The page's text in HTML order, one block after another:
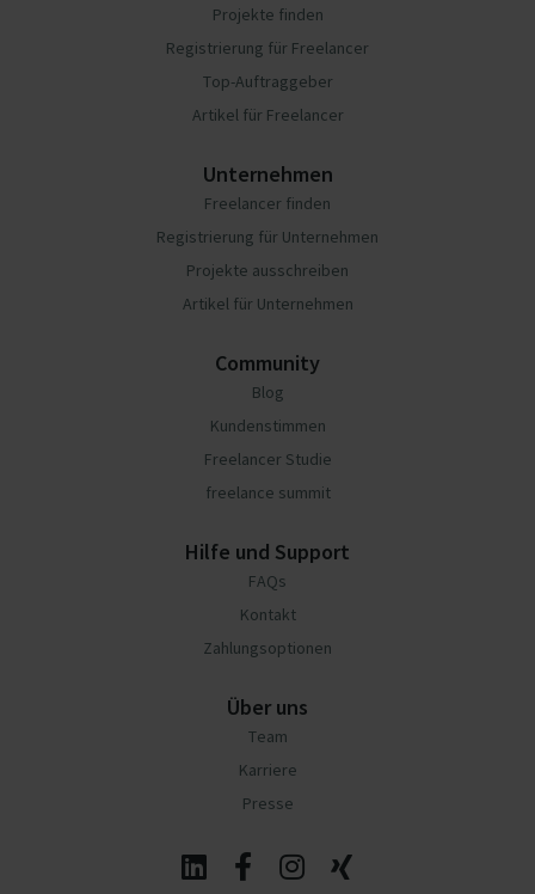
Projekte finden
Registrierung für Freelancer
Top-Auftraggeber
Artikel für Freelancer
Unternehmen
Freelancer finden
Registrierung für Unternehmen
Projekte ausschreiben
Artikel für Unternehmen
Community
Blog
Kundenstimmen
Freelancer Studie
freelance summit
Hilfe und Support
FAQs
Kontakt
Zahlungsoptionen
Über uns
Team
Karriere
Presse